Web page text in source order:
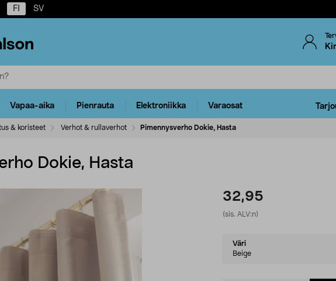
FI SV
Vapaa-aika Pienrauta Elektroniikka Varaosat
& koristeet Verhot & rullaverhot Pimennysverho Dokie, Hasta
Dokie, Hasta
32,95
(sis. ALV:n)
Select
variant
Väri
Beige